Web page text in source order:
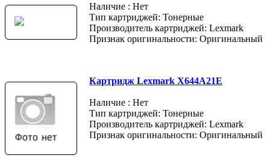
Наличие : Нет
Тип картриджей: Тонерные
Производитель картриджей: Lexmark
Признак оригинальности: Оригинальный
Картридж Lexmark X644A21E
Наличие : Нет
Тип картриджей: Тонерные
Производитель картриджей: Lexmark
Признак оригинальности: Оригинальный